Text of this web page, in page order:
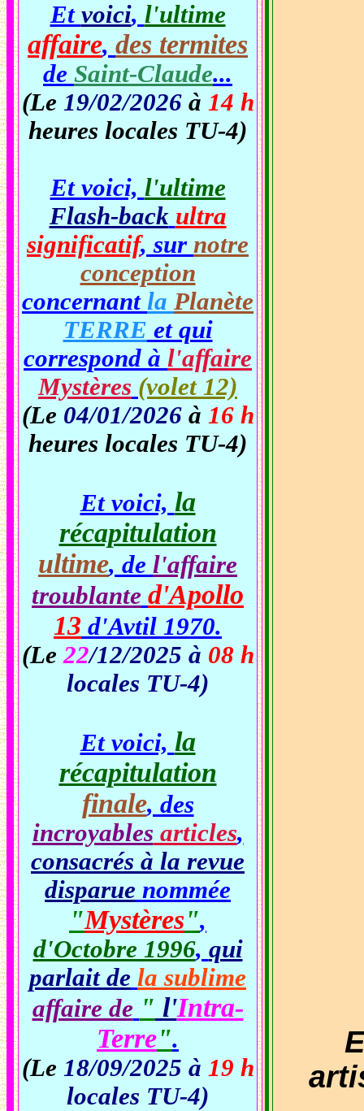
Et voici, l'ultime
affaire, des termites
de Saint-Claude...
(Le 19/02/2026à 14 h
heures locales TU-4)
Et voici, l'ultime
Flash-back ultra
significatif, sur notre
conception
concernant la Planète
TERRE et qui
correspond à l'affaire
Mystères (volet 12)
(Le 04/01/2026à 16 h
heures locales TU-4)
Et voici, la
récapitulation
ultime, de l'affaire
troublante d'Apollo
13 d'Avtil 1970.
(Le22/12/2025 à 08 h
locales TU-4)
Et voici, la
récapitulation
finale, des
incroyables articles,
consacrés à la revue
disparue nommée
"Mystères",
d'Octobre 1996, qui
parlait de la sublime
affaire de " l'Intra-
Terre".
(Le 18/09/2025 à 19 h
locales TU-4)